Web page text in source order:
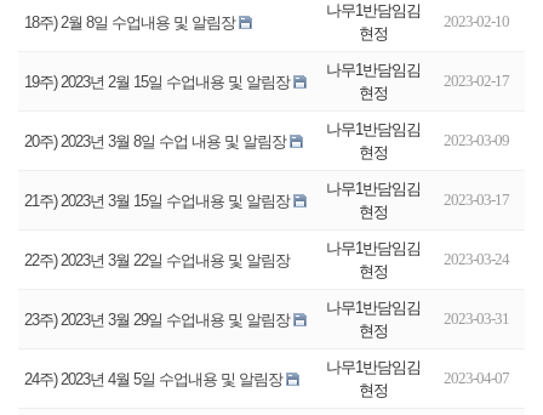
18주) 2월 8일 수업내용 및 알림장
나무1반담임김
현정
2023-02-10
19주) 2023년 2월 15일 수업내용 및 알림장
나무1반담임김
현정
2023-02-17
20주) 2023년 3월 8일 수업 내용 및 알림장
나무1반담임김
현정
2023-03-09
21주) 2023년 3월 15일 수업내용 및 알림장
나무1반담임김
현정
2023-03-17
22주) 2023년 3월 22일 수업내용 및 알림장
나무1반담임김
현정
2023-03-24
23주) 2023년 3월 29일 수업내용 및 알림장
나무1반담임김
현정
2023-03-31
24주) 2023년 4월 5일 수업내용 및 알림장
나무1반담임김
현정
2023-04-07